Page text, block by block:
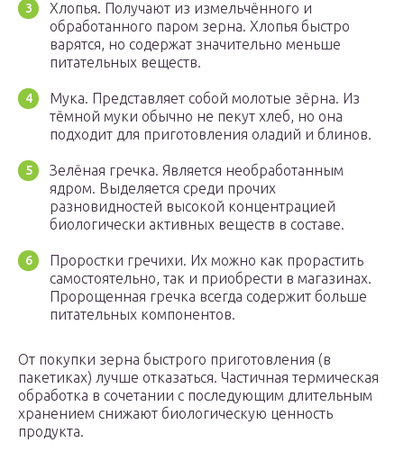
Хлопья. Получают из измельчённого и
обработанного паром зерна. Хлопья быстро
варятся, но содержат значительно меньше
питательных веществ.
Мука. Представляет собой молотые зёрна. Из
тёмной муки обычно не пекут хлеб, но она
подходит для приготовления оладий и блинов.
Зелёная гречка. Является необработанным
ядром. Выделяется среди прочих
разновидностей высокой концентрацией
биологически активных веществ в составе.
Проростки гречихи. Их можно как прорастить
самостоятельно, так и приобрести в магазинах.
Пророщенная гречка всегда содержит больше
питательных компонентов.
От покупки зерна быстрого приготовления (в
пакетиках) лучше отказаться. Частичная термическая
обработка в сочетании с последующим длительным
хранением снижают биологическую ценность
продукта.